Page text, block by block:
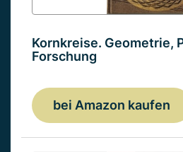
Kornkreise. Geometrie,
Forschung
bei Amazon kaufen